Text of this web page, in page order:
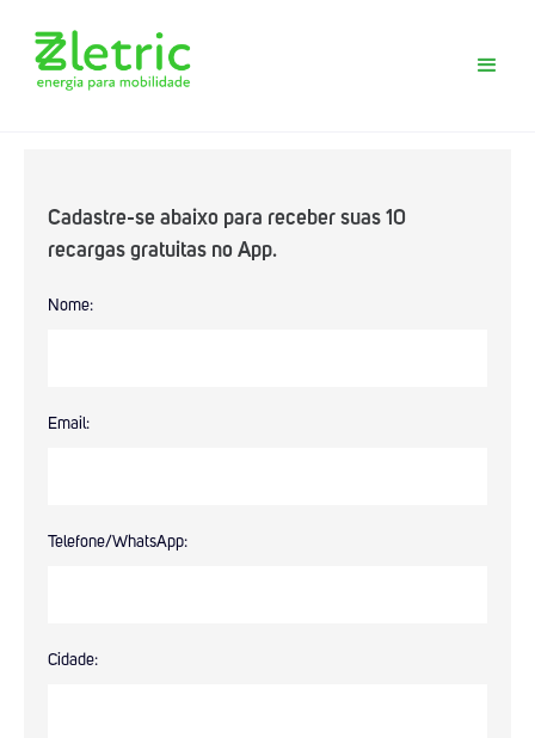
Cadastre-se abaixo para receber suas 10
recargas gratuitas no App.
Nome:
Email:
Telefone/WhatsApp:
Cidade: